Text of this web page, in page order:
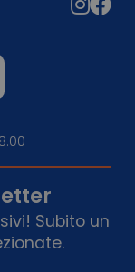
Subito un